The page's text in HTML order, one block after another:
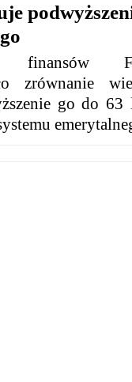
finansów
zrównanie
go do 63